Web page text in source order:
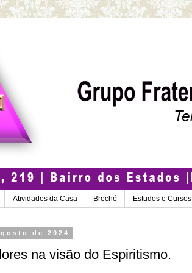
Atividades da Casa Brechó Estudos e Cursos
de 2024
na visão do Espiritismo.